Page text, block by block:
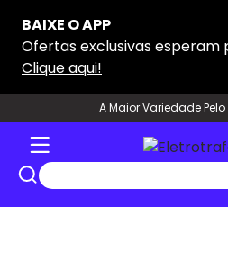
A Maior Variedade Pelo